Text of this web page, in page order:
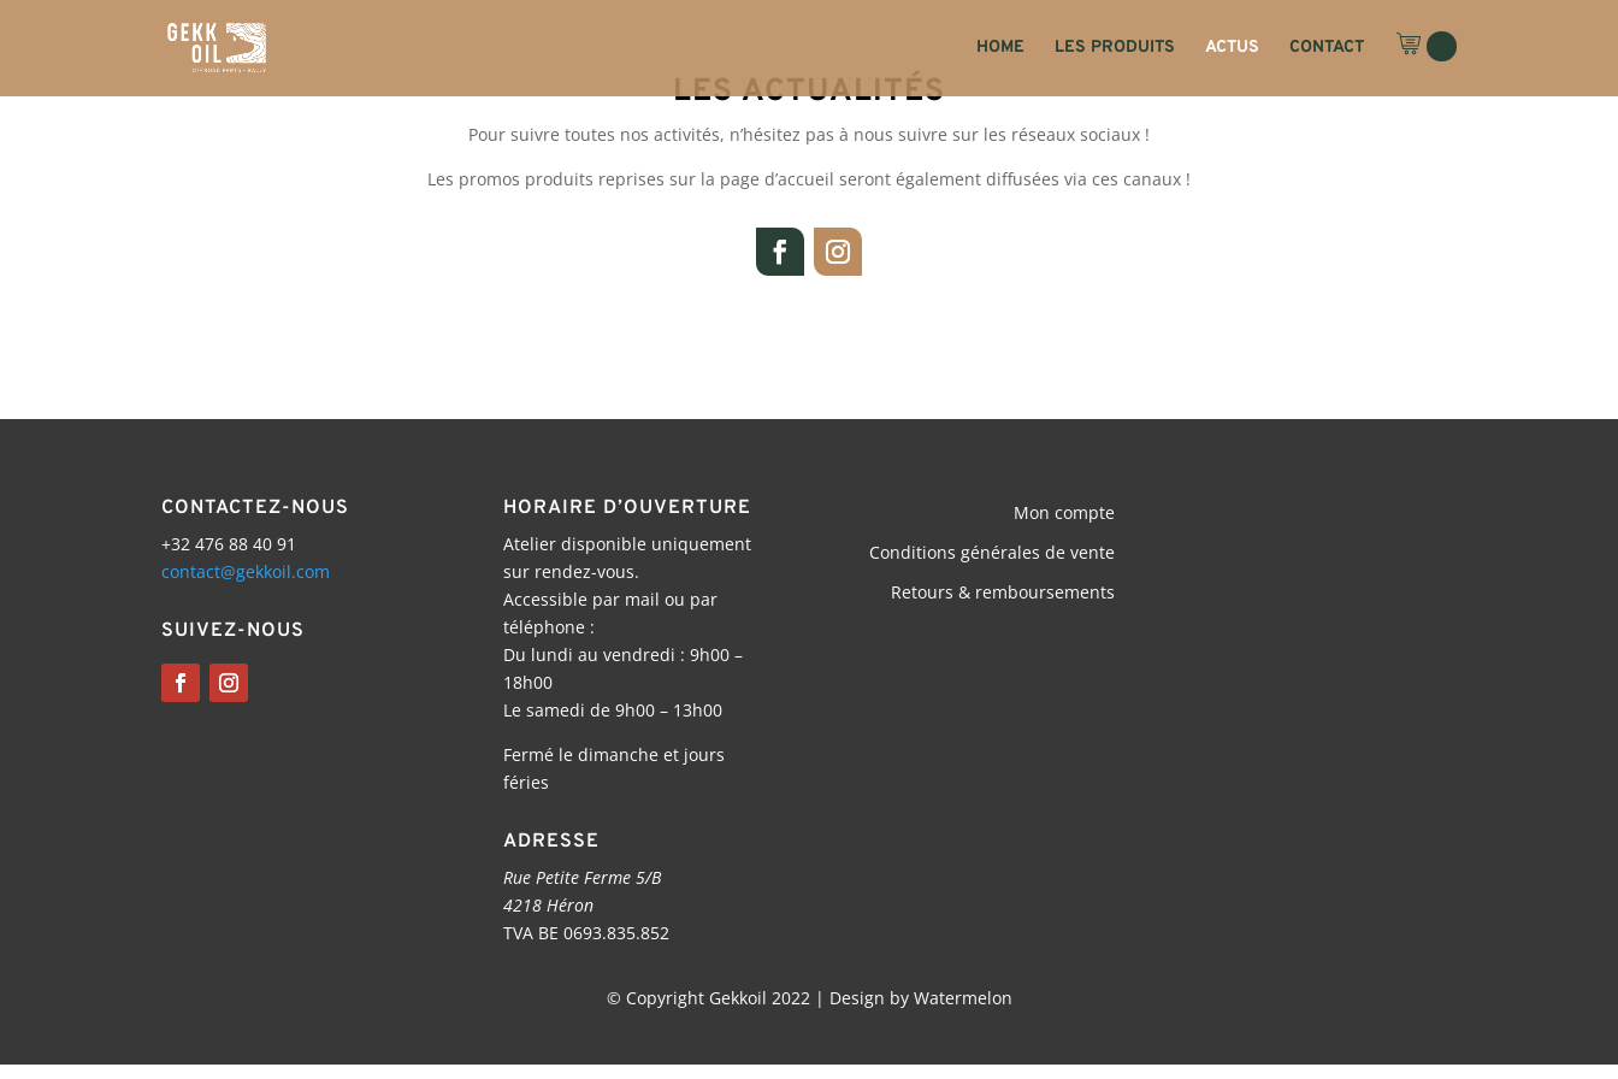
HOME LES PRODUITS ACTUS CONTACT
LES ACTUALITÉS
Pour suivre toutes nos activités, n’hésitez pas à nous suivre sur les réseaux sociaux !
Les promos produits reprises sur la page d’accueil seront également diffusées via ces canaux !
CONTACTEZ-NOUS
+32 476 88 40 91
contact@gekkoil.com
SUIVEZ-NOUS
HORAIRE D’OUVERTURE
Atelier disponible uniquement
sur rendez-vous.
Accessible par mail ou par
téléphone :
Du lundi au vendredi : 9h00 –
18h00
Le samedi de 9h00 – 13h00
Fermé le dimanche et jours
féries
ADRESSE
Rue Petite Ferme 5/B
4218 Héron
TVA BE 0693.835.852
Mon compte
Conditions générales de vente
Retours & remboursements
© Copyright Gekkoil 2022 | Design by Watermelon